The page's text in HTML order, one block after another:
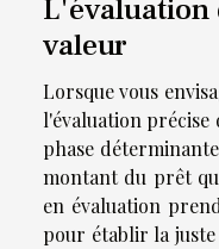
L'évaluation
valeur
Lorsque vous
l'évaluation précise
phase
montant du prêt
en évaluation
pour établir la